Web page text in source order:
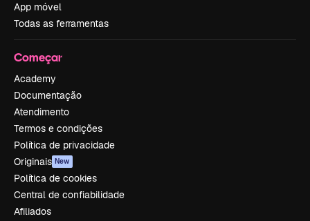
App móvel
Todas as ferramentas
Começar
Academy
Documentação
Atendimento
Termos e condições
Política de privacidade
Originais New
Política de cookies
Central de confiabilidade
Afiliados